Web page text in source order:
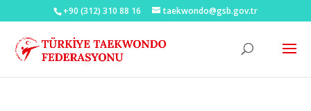
+90 (312) 310 88 16 taekwondo@gsb.gov.tr